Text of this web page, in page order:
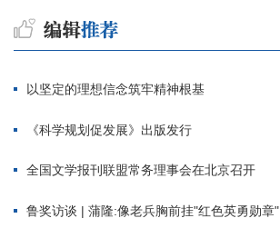
以坚定的理想信念筑牢精神根基
《科学规划促发展》出版发行
全国文学报刊联盟常务理事会在北京召开
鲁奖访谈 | 蒲隆:像老兵胸前挂"红色英勇勋章"